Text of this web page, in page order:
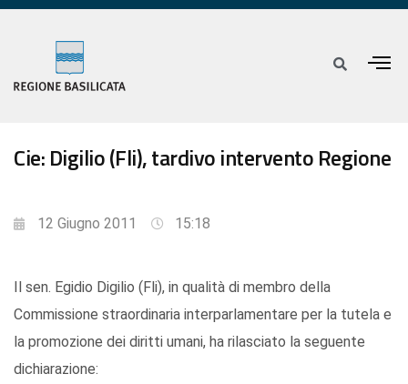
Cie: Digilio (Fli), tardivo intervento Regione
12 Giugno 2011 15:18
Il sen. Egidio Digilio (Fli), in qualità di membro della
Commissione straordinaria interparlamentare per la tutela e
la promozione dei diritti umani, ha rilasciato la seguente
dichiarazione: